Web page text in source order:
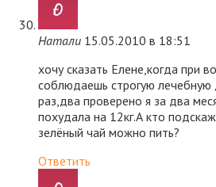
Натали 15.05.2010 в 18:51
хочу сказать Елене,когда при
соблюдаешь строгую лечебную
раз,два проверено я за два
похудала на 12кг.А кто
зелёный чай можно пить?
Ответить